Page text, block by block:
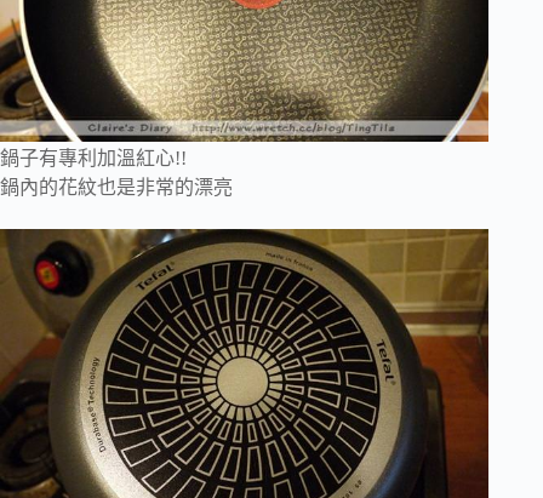
鍋子有專利加溫紅心!!
鍋內的花紋也是非常的漂亮